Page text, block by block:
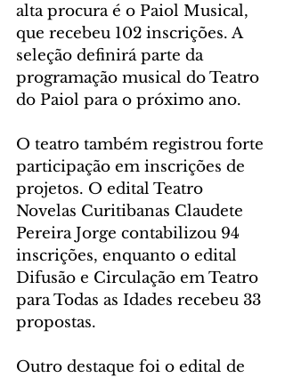
alta procura é o Paiol Musical,
que recebeu 102 inscrições. A
seleção definirá parte da
programação musical do Teatro
do Paiol para o próximo ano.
O teatro também registrou forte
participação em inscrições de
projetos. O edital Teatro
Novelas Curitibanas Claudete
Pereira Jorge contabilizou 94
inscrições, enquanto o edital
Difusão e Circulação em Teatro
para Todas as Idades recebeu 33
propostas.
Outro destaque foi o edital de